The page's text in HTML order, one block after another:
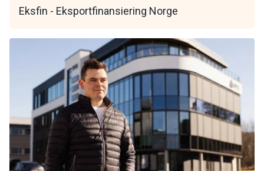
Eksfin - Eksportfinansiering Norge